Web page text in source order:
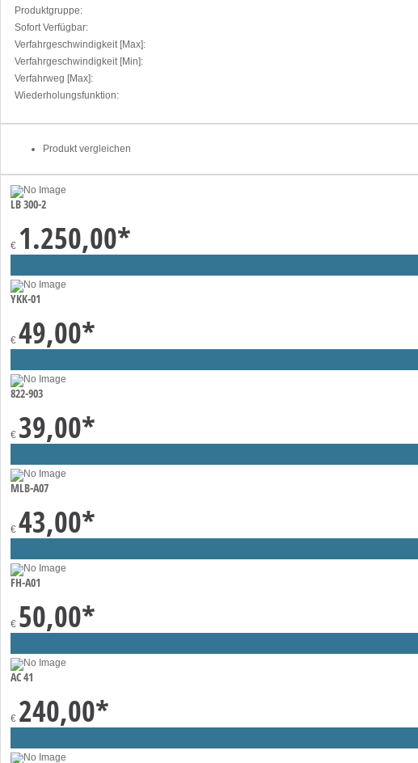
Produktgruppe:
Sofort Verfügbar:
Verfahrgeschwindigkeit [Max]:
Verfahrgeschwindigkeit [Min]:
Verfahrweg [Max]:
Wiederholungsfunktion:
Produkt vergleichen
LB 300-2
€ 1.250,00*
YKK-01
€ 49,00*
822-903
€ 39,00*
MLB-A07
€ 43,00*
FH-A01
€ 50,00*
AC 41
€ 240,00*